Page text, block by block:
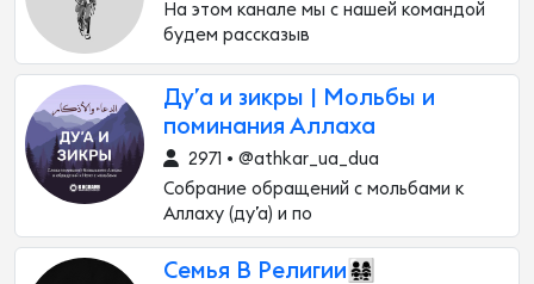
На этом канале мы с нашей командой
будем рассказыв
Ду’а и зикры | Мольбы и
поминания Аллаха
2971 • @athkar_ua_dua
Собрание обращений с мольбами к
Аллаху (ду’а) и по
Семья В Религии👨‍👩‍👧‍👧